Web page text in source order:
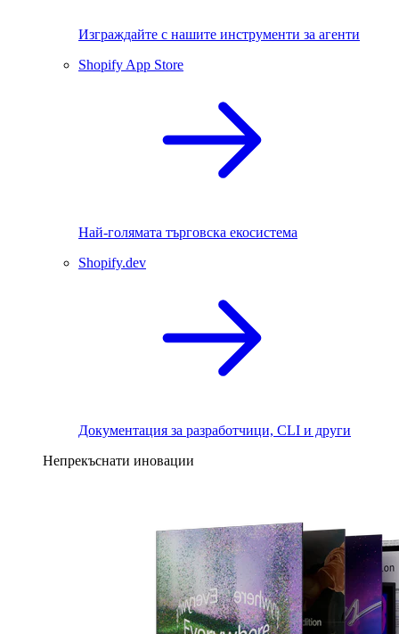
Изграждайте с нашите инструменти за агенти
Shopify App Store
Най-голямата търговска екосистема
Shopify.dev
Документация за разработчици, CLI и други
Непрекъснати иновации